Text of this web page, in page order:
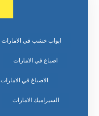
ابواب خشب في الامارات
اصباغ في الامارات
الاصباغ في الامارات
السيراميك الامارات